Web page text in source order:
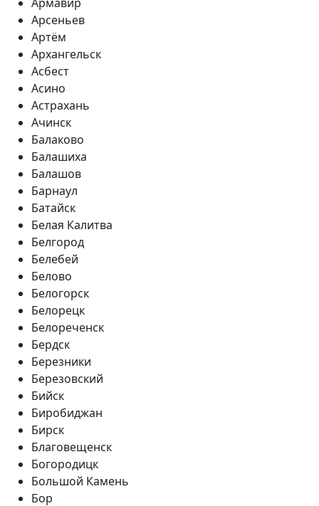
Арсеньев
Артём
Архангельск
Асбест
Асино
Астрахань
Ачинск
Балаково
Балашиха
Балашов
Барнаул
Батайск
Белая Калитва
Белгород
Белебей
Белово
Белогорск
Белорецк
Белореченск
Бердск
Березники
Березовский
Бийск
Биробиджан
Бирск
Благовещенск
Богородицк
Большой Камень
Бор